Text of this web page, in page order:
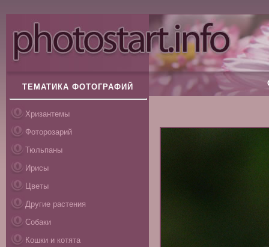
ТЕМАТИКА ФОТОГРАФИЙ
Хризантемы
Фоторозарий
Тюльпаны
Ирисы
Цветы
Другие растения
Собаки
Кошки и котята